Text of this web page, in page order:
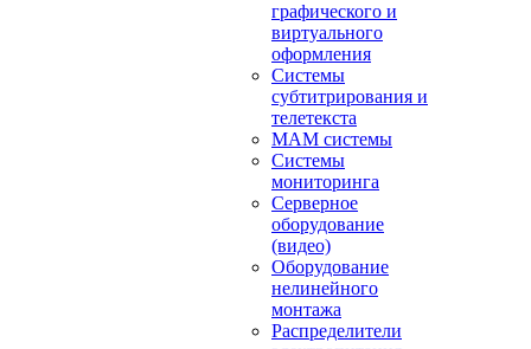
графического и
виртуального
оформления
Системы
субтитрирования и
телетекста
MAM системы
Системы
мониторинга
Серверное
оборудование
(видео)
Оборудование
нелинейного
монтажа
Распределители